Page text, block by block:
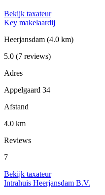
Bekijk taxateur
Key makelaardij
Heerjansdam (4.0 km)
5.0 (7 reviews)
Adres
Appelgaard 34
Afstand
4.0 km
Reviews
7
Bekijk taxateur
Intrahuis Heerjansdam B.V.